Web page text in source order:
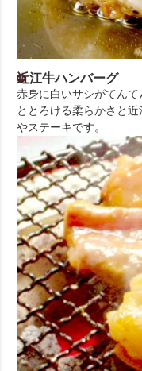
近江牛ハンバーグ
赤身に白いサシがてん
ととろける柔らかさと
やステーキです。